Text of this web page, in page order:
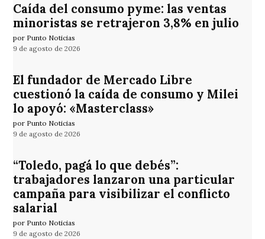
Caída del consumo pyme: las ventas
minoristas se retrajeron 3,8% en julio
por Punto Noticias
9 de agosto de 2026
El fundador de Mercado Libre
cuestionó la caída de consumo y Milei
lo apoyó: «Masterclass»
por Punto Noticias
9 de agosto de 2026
“Toledo, pagá lo que debés”:
trabajadores lanzaron una particular
campaña para visibilizar el conflicto
salarial
por Punto Noticias
9 de agosto de 2026